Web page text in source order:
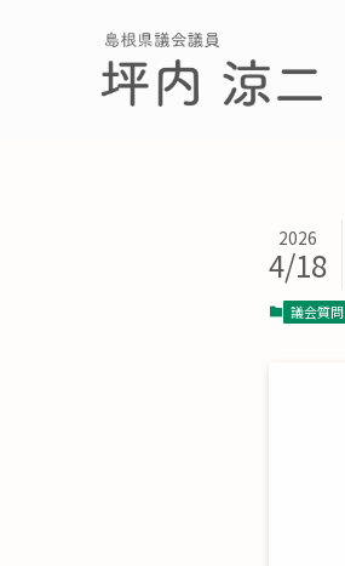
2026
4/18
議会質問